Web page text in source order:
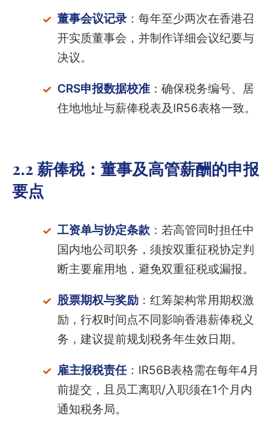
董事会议记录：每年至少两次在香港召
开实质董事会，并制作详细会议纪要与
决议。
CRS申报数据校准：确保税务编号、居
住地地址与薪俸税表及IR56表格一致。
2.2 薪俸税：董事及高管薪酬的申报
要点
工资单与协定条款：若高管同时担任中
国内地公司职务，须按双重征税协定判
断主要雇用地，避免双重征税或漏报。
股票期权与奖励：红筹架构常用期权激
励，行权时间点不同影响香港薪俸税义
务，建议提前规划税务年生效日期。
雇主报税责任：IR56B表格需在每年4月
前提交，且员工离职/入职须在1个月内
通知税务局。